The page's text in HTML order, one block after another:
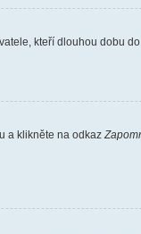
kteří dlouhou dobu
a klikněte na odkaz